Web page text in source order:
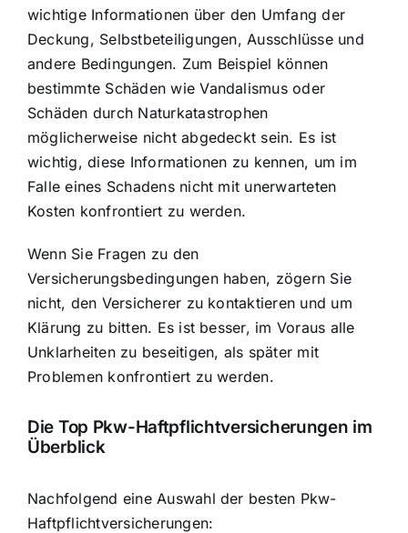
wichtige Informationen über den Umfang der
Deckung, Selbstbeteiligungen, Ausschlüsse und
andere Bedingungen. Zum Beispiel können
bestimmte Schäden wie Vandalismus oder
Schäden durch Naturkatastrophen
möglicherweise nicht abgedeckt sein. Es ist
wichtig, diese Informationen zu kennen, um im
Falle eines Schadens nicht mit unerwarteten
Kosten konfrontiert zu werden.
Wenn Sie Fragen zu den
Versicherungsbedingungen haben, zögern Sie
nicht, den Versicherer zu kontaktieren und um
Klärung zu bitten. Es ist besser, im Voraus alle
Unklarheiten zu beseitigen, als später mit
Problemen konfrontiert zu werden.
Die Top Pkw-Haftpflichtversicherungen im
Überblick
Nachfolgend eine Auswahl der besten Pkw-
Haftpflichtversicherungen: